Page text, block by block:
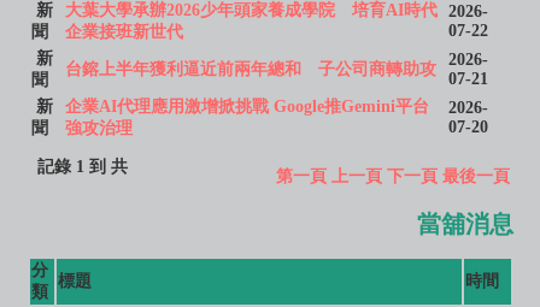
新
聞
大葉大學承辦2026少年頭家養成學院 培育AI時代
企業接班新世代
2026-
07-22
新
聞
台鎔上半年獲利逼近前兩年總和 子公司商轉助攻
2026-
07-21
新
聞
企業AI代理應用激增掀挑戰 Google推Gemini平台
強攻治理
2026-
07-20
記錄 1 到 共
第一頁 上一頁 下一頁 最後一頁
當舖消息
分
類
標題 時間